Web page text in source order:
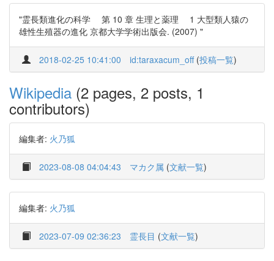
"霊長類進化の科学 第 10 章 生理と薬理 1 大型類人猿の
雄性生殖器の進化 京都大学学術出版会. (2007) "
2018-02-25 10:41:00 id:taraxacum_off(投稿一覧)
Wikipedia (2 pages, 2 posts, 1
contributors)
編集者: 火乃狐
2023-08-08 04:04:43 マカク属 (文献一覧)
編集者: 火乃狐
2023-07-09 02:36:23 霊長目 (文献一覧)